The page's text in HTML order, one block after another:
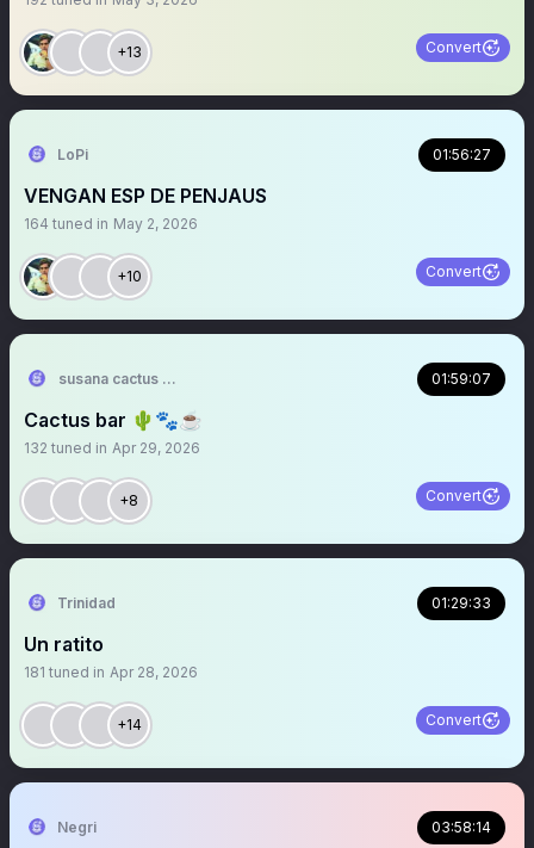
+13 Convert
LoPi 01:56:27
VENGAN ESP DE PENJAUS
164 tuned in May 2, 2026
+10 Convert
susana cactus 🌵 01:59:07
Cactus bar 🌵🐾☕️
132 tuned in Apr 29, 2026
+8 Convert
Trinidad 01:29:33
Un ratito
181 tuned in Apr 28, 2026
+14 Convert
Negri 03:58:14